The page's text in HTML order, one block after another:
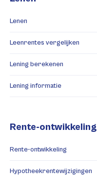
Lenen
Leenrentes vergelijken
Lening berekenen
Lening informatie
Rente-ontwikkeling
Rente-ontwikkeling
Hypotheekrentewijzigingen